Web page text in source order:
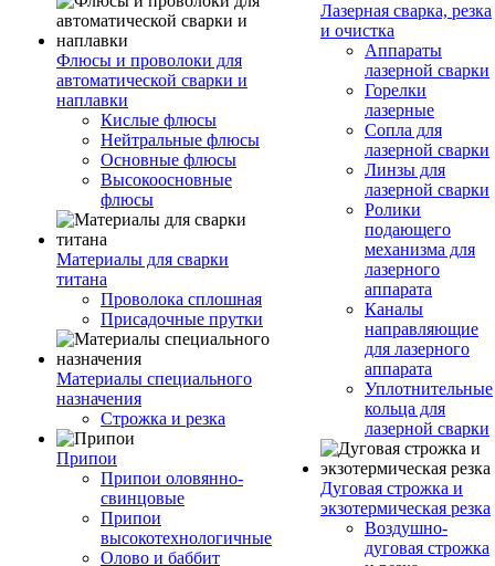
Флюсы и проволоки для
автоматической сварки и
наплавки
Кислые флюсы
Нейтральные флюсы
Основные флюсы
Высокоосновные
флюсы
Материалы для сварки
титана
Проволока сплошная
Присадочные прутки
Материалы специального
назначения
Строжка и резка
Припои
Припои оловянно-
свинцовые
Припои
высокотехнологичные
Олово и баббит
Лазерная сварка, резка
и очистка
Аппараты
лазерной сварки
Горелки
лазерные
Сопла для
лазерной сварки
Линзы для
лазерной сварки
Ролики
подающего
механизма для
лазерного
аппарата
Каналы
направляющие
для лазерного
аппарата
Уплотнительные
кольца для
лазерной сварки
Дуговая строжка и
экзотермическая резка
Воздушно-
дуговая строжка